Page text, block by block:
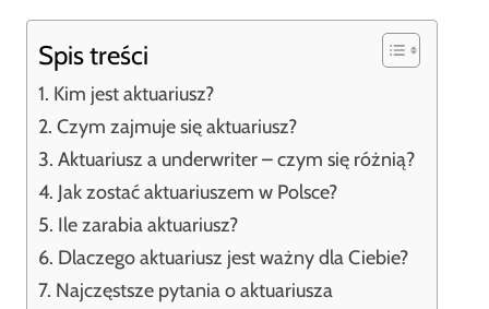
Spis treści
Kim jest aktuariusz?
Czym zajmuje się aktuariusz?
Aktuariusz a underwriter – czym się różnią?
Jak zostać aktuariuszem w Polsce?
Ile zarabia aktuariusz?
Dlaczego aktuariusz jest ważny dla Ciebie?
Najczęstsze pytania o aktuariusza